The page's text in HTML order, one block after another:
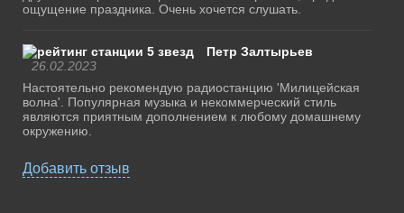
ощущение праздника. Очень хочется слушать.
Петр Залтырьев
26.02.2023
Настоятельно рекомендую радиостанцию 'Милицейская
волна'. Популярная музыка и некоммерческий стиль
являются приятным дополнением к любому домашнему
окружению.
Добавить отзыв